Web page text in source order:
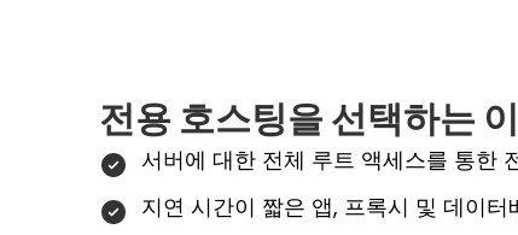
전용 호스팅을 선택하는
서버에 대한 전체 루트 액세스를 통한
지연 시간이 짧은 앱, 프록시 및 데이